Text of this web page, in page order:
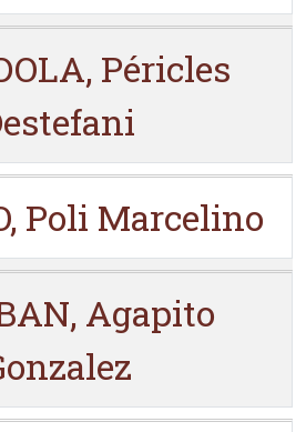
Péricles
Poli Marcelino
Agapito